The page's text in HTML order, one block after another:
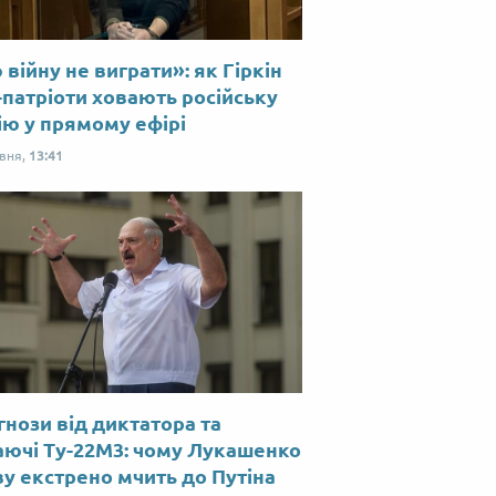
не виграти»: як Гіркін
ховають російську
у прямому ефірі
13:41
від диктатора та
Ту-22М3: чому Лукашенко
екстрено мчить до Путіна